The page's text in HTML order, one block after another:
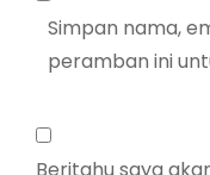
Simpan nama,
peramban ini
Beritahu saya